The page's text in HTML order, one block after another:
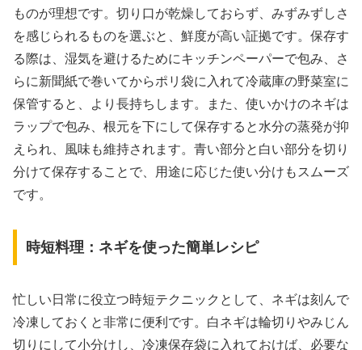
ものが理想です。切り口が乾燥しておらず、みずみずしさ
を感じられるものを選ぶと、鮮度が高い証拠です。保存す
る際は、湿気を避けるためにキッチンペーパーで包み、さ
らに新聞紙で巻いてからポリ袋に入れて冷蔵庫の野菜室に
保管すると、より長持ちします。また、使いかけのネギは
ラップで包み、根元を下にして保存すると水分の蒸発が抑
えられ、風味も維持されます。青い部分と白い部分を切り
分けて保存することで、用途に応じた使い分けもスムーズ
です。
時短料理：ネギを使った簡単レシピ
忙しい日常に役立つ時短テクニックとして、ネギは刻んで
冷凍しておくと非常に便利です。白ネギは輪切りやみじん
切りにして小分けし、冷凍保存袋に入れておけば、必要な